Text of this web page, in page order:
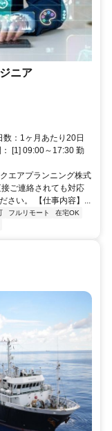
ニア
：1ヶ月あたり20日
[1] 09:00～17:30 勤
エアプランニング株式
ご連絡されても対応
さい。 【仕事内容】...
フルリモート
在宅OK